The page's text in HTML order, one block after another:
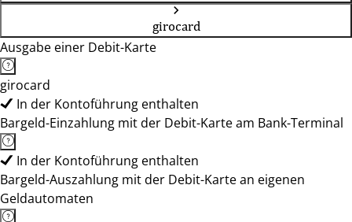
girocard
Ausgabe einer Debit-Karte
girocard
In der Kontoführung enthalten
Bargeld-Einzahlung mit der Debit-Karte am Bank-Terminal
In der Kontoführung enthalten
Bargeld-Auszahlung mit der Debit-Karte an eigenen
Geldautomaten